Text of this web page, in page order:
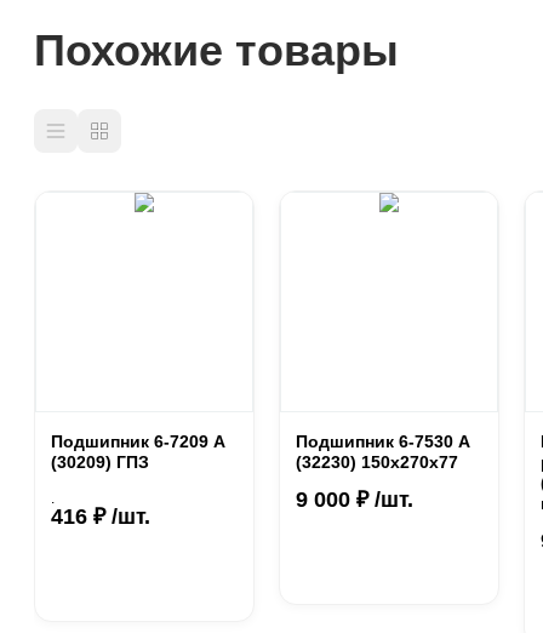
Похожие товары
Подшипник 6-7209 А
(30209) ГПЗ
.
416 ₽ /шт.
Подшипник 6-7530 А
(32230) 150х270х77
9 000 ₽ /шт.